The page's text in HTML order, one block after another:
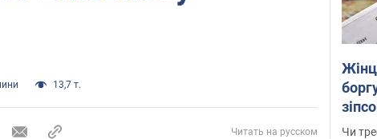
13,7 т.
Читать на русском Чи